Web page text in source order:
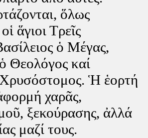
ὅλως
ἅγιοι Τρεῖς
ὁ Μέγας,
Θεολόγος καί
Ἡ ἑορτή
χαρᾶς,
ξεκούρασης, ἀλλά
μαζί τους.